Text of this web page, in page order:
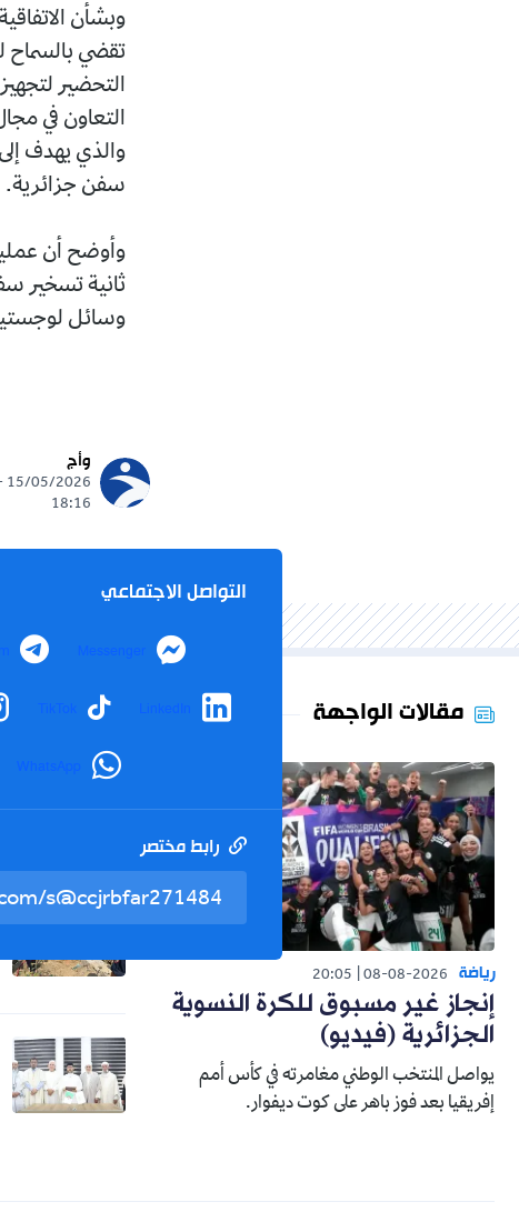
وبشأن
تقضي بالسماح
التحضير
سفن جزائرية.
وأوضح أن
ثانية تسخير
وسائل لوجستية
وأج
-
18:16
التواصل الاجتماعي
Messenger
LinkedIn
TikTok
WhatsApp
رابط مختصر
مقالات الواجهة
رياضة 08-08-2026
20:05
إنجاز غير مسبوق للكرة النسوية
الجزائرية (فيديو)
يواصل المنتخب الوطني مغامرته في كأس أمم
إفريقيا بعد فوز باهر على كوت ديفوار.